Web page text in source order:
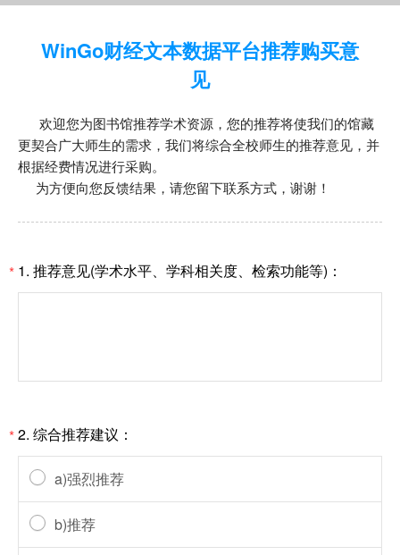
WinGo财经文本数据平台推荐购买意
见
欢迎您为图书馆推荐学术资源，您的推荐将使我们的馆藏
更契合广大师生的需求，我们将综合全校师生的推荐意见，并
根据经费情况进行采购。
为方便向您反馈结果，请您留下联系方式，谢谢！
* 1. 推荐意见(学术水平、学科相关度、检索功能等)：
*2. 综合推荐建议：
a)强烈推荐
b)推荐